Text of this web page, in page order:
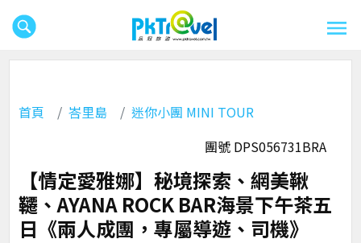
首頁 峇里島
迷你小團 MINI TOUR
團號 DPS056731BRA
【情定愛雅娜】秘境探索、網美鞦
韆、AYANA ROCK BAR海景下午茶五
日《兩人成團，專屬導遊、司機》